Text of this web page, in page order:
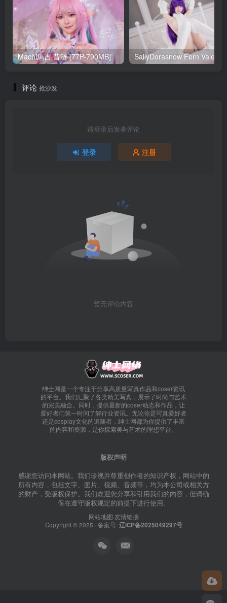
Machi馬吉 昔涟 [77P-790MB]
评论 抢沙发
请登录后发表评论
登录 注册
暂无评论内容
绅士网是一个专注于分享高质量写真作品和coser资讯
的平台。我们汇聚了各类精美写真，展示了时尚与艺术
的完美融合。同时，提供最新的coser动态和作品，让
爱好者们第一时间了解行业资讯。无论你是写真爱好者
还是cosplay文化的追随者，绅士网都为你提供了丰富
的内容和资源，是你探索美与艺术的理想平台。
版权声明
感谢您访问本网站。我们珍视并尊重创作者的知识产权，网站中的
所有内容，包括文字、图片、视频、音频等，均为本公司或相关方
的财产，受版权保护。我们欢迎您分享和引用我们的内容，但请确
保在遵守版权规定的前提下进行使用。
网站地图 友情链接
Copyright © 2025 · 备案号: 辽ICP备2025049297号